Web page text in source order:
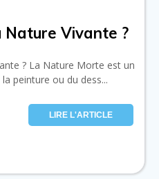
Vivante ?
? La Nature Morte est un
peinture ou du dess...
LIRE L'ARTICLE